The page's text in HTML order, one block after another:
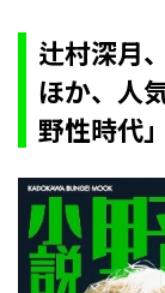
辻村深月
ほか、人
野性時代